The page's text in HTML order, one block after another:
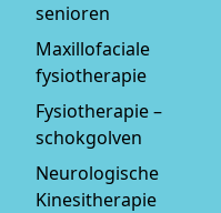
senioren
Maxillofaciale
fysiotherapie
Fysiotherapie –
schokgolven
Neurologische
Kinesitherapie